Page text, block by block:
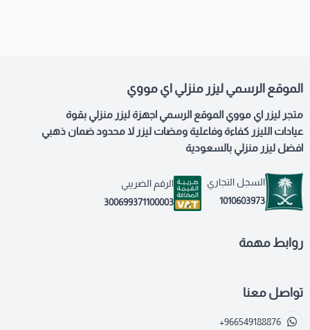
الموقع الرسمي ليزر منزلي اي مووي
متجر ليزر اي مووي الموقع الرسمي اجهزة ليزر منزلي بقوة
عيادات الليزر كفاءة وفاعلية ومضات ليزر لا محدود ضمان ذهبي
افضل ليزر منزلي بالسعودية
السجل التجاري
1010603973
الرقم الضريبي
300699371100003
روابط مهمة
تواصل معنا
+966549188876